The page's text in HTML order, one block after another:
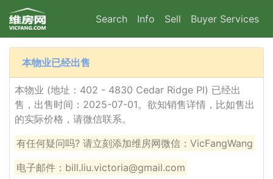
Search Info Sell Buyer Services
本物业已经出售
本物业 (地址：402 - 4830 Cedar Ridge Pl) 已经出
售，出售时间：2025-07-01。欲知销售详情，比如售出
的实际价格，请微信联系。
有任何疑问吗? 请立刻添加维房网微信：VicFangWang
电子邮件：bill.liu.victoria@gmail.com